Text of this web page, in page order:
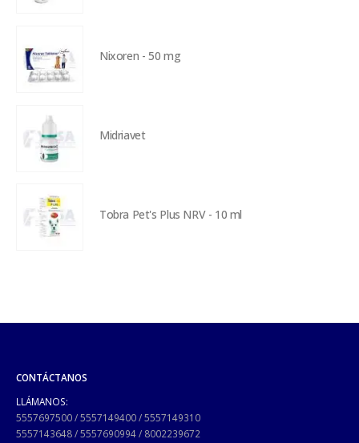
Nixoren - 50 mg
Midriavet
Tobra Pet's Plus NRV - 10 ml
CONTÁCTANOS
LLÁMANOS:
5557697500/5557149400/5557149310
5557143648/5557690994/ 8002239672